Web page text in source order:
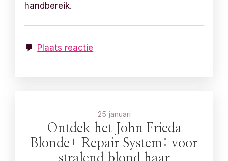
handbereik.
Plaats reactie
25 januari
Ontdek het John Frieda
Blonde+ Repair System: voor